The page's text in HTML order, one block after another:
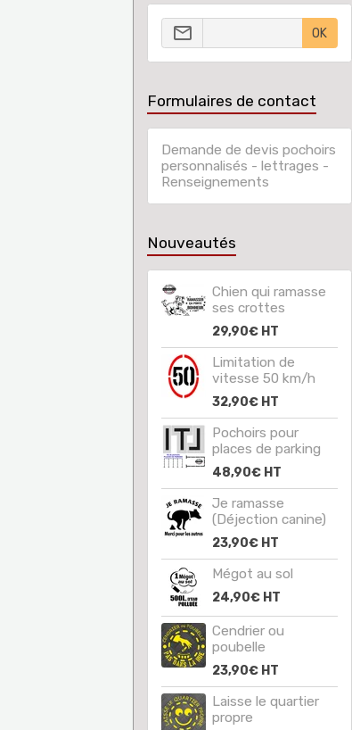
OK
Formulaires de contact
Demande de devis pochoirs
personnalisés - lettrages -
Renseignements
Nouveautés
Chien qui ramasse
ses crottes
29,90€ HT
Limitation de
vitesse 50 km/h
32,90€ HT
Pochoirs pour
places de parking
48,90€ HT
Je ramasse
(Déjection canine)
23,90€ HT
Mégot au sol
24,90€ HT
Cendrier ou
poubelle
23,90€ HT
Laisse le quartier
propre